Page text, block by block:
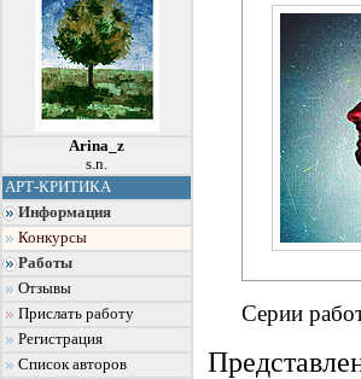
Arina_z
s.n.
АРТ-КРИТИКА
Информация
Конкурсы
Работы
Отзывы
Прислать работу
Регистрация
Список авторов
Серии